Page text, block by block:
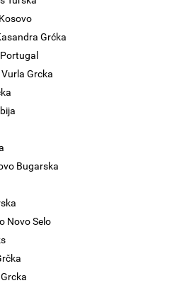
Grćka
Grcka
Bugarska
Novo Selo